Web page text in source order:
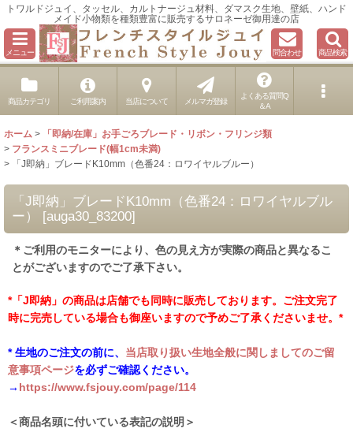
トワルドジュイ、タッセル、カルトナージュ材料、ダマスク生地、壁紙、ハンド
メイド小物類を種類豊富に販売するサロネーゼ御用達の店
メニュー 問合わせ 商品検索
商品カテゴリ ご利用案内 当店について メルマガ登録
よくある質問Q
＆A
ホーム >
「即納/在庫」お手ごろブレード・リボン・フリンジ類
> フランスミニブレード(幅1cm未満)
>
「J即納」ブレードK10mm（色番24：ロワイヤルブルー）
「J即納」ブレードK10mm（色番24：ロワイヤルブル
ー）
[auga30_83200]
＊ご利用のモニターにより、色の見え方が実際の商品と異なるこ
とがございますのでご了承下さい。
*「J即納」の商品は店舗でも同時に販売しております。ご注文完了
時に完売している場合も御座いますので予めご了承くださいませ。*
* 生地のご注文の前に、 当店取り扱い生地全般に関しましてのご留
意事項ページを必ずご確認ください。
→ https://www.fsjouy.com/page/114
＜商品名頭に付いている表記の説明＞